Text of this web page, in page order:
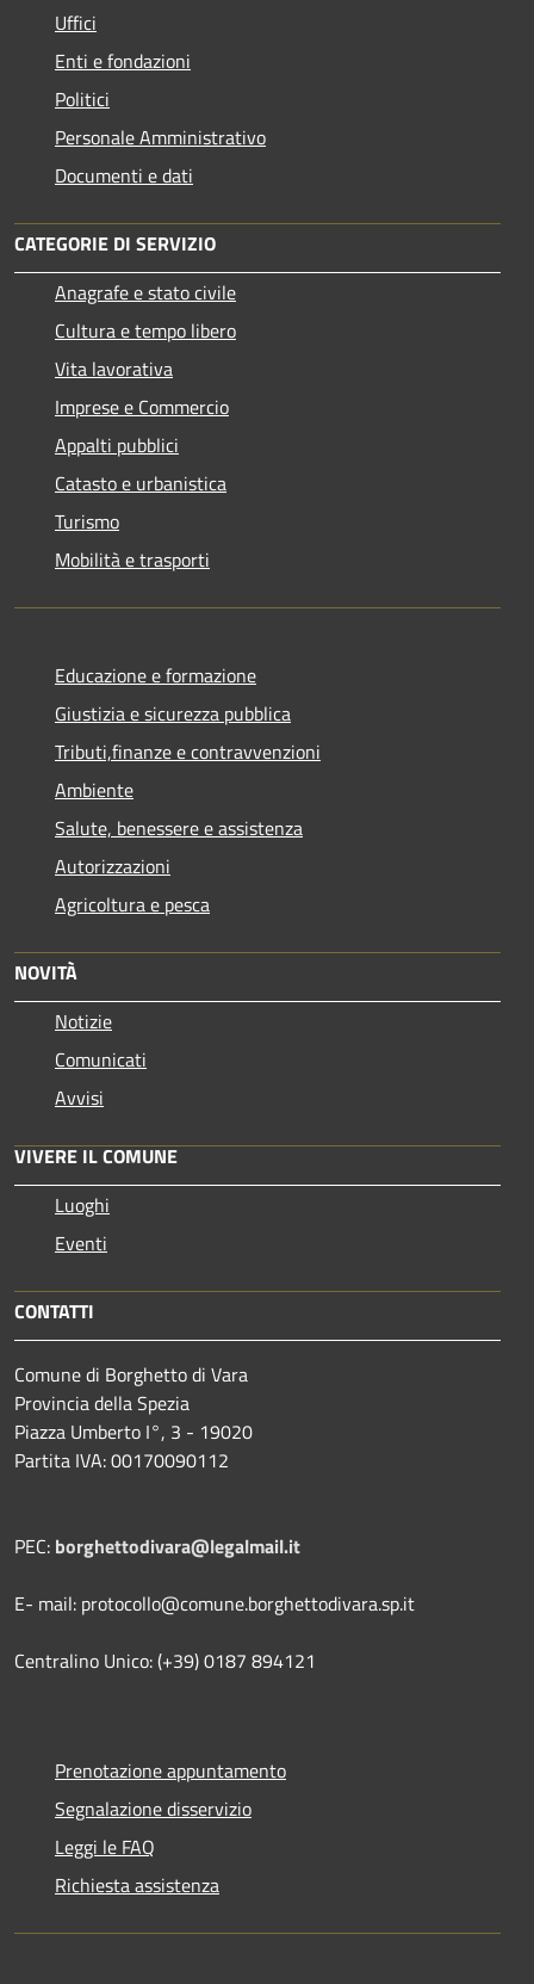
Uffici
Enti e fondazioni
Politici
Personale Amministrativo
Documenti e dati
CATEGORIE DI SERVIZIO
Anagrafe e stato civile
Cultura e tempo libero
Vita lavorativa
Imprese e Commercio
Appalti pubblici
Catasto e urbanistica
Turismo
Mobilità e trasporti
Educazione e formazione
Giustizia e sicurezza pubblica
Tributi,finanze e contravvenzioni
Ambiente
Salute, benessere e assistenza
Autorizzazioni
Agricoltura e pesca
NOVITÀ
Notizie
Comunicati
Avvisi
VIVERE IL COMUNE
Luoghi
Eventi
CONTATTI
Comune di Borghetto di Vara
Provincia della Spezia
Piazza Umberto I°, 3 - 19020
Partita IVA: 00170090112
PEC: borghettodivara@legalmail.it
E- mail: protocollo@comune.borghettodivara.sp.it
Centralino Unico: (+39) 0187 894121
Prenotazione appuntamento
Segnalazione disservizio
Leggi le FAQ
Richiesta assistenza